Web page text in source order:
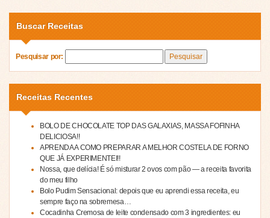
Buscar Receitas
Pesquisar por:
Receitas Recentes
BOLO DE CHOCOLATE TOP DAS GALAXIAS, MASSA FOFINHA
DELICIOSA!!
APRENDA A COMO PREPARAR A MELHOR COSTELA DE FORNO
QUE JÁ EXPERIMENTEI!!
Nossa, que delícia! É só misturar 2 ovos com pão — a receita favorita
do meu filho
Bolo Pudim Sensacional: depois que eu aprendi essa receita, eu
sempre faço na sobremesa…
Cocadinha Cremosa de leite condensado com 3 ingredientes: eu